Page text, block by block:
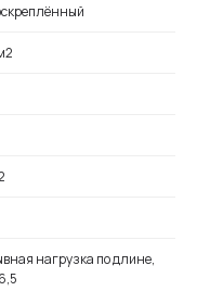
нагрузка по длине,